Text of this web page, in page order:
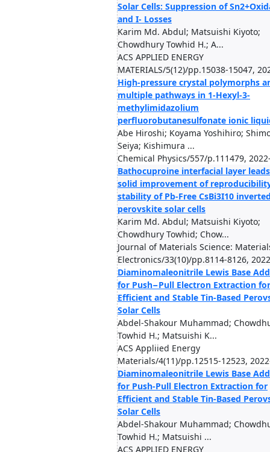
Solar Cells: Suppression of
and I- Losses
Karim Md. Abdul; Matsuishi Kiyoto;
Chowdhury Towhid H.; A...
ACS APPLIED ENERGY
MATERIALS/5(12)/pp.15038-15047,
High-pressure crystal polymorphs
multiple pathways in 1-Hexyl-3-
methylimidazolium
perfluorobutanesulfonate ionic
Abe Hiroshi; Koyama Yoshihiro;
Seiya; Kishimura ...
Chemical Physics/557/p.111479,
Bathocuproine interfacial layer
solid improvement of
stability of Pb-Free CsBi3I10
perovskite solar cells
Karim Md. Abdul; Matsuishi Kiyoto;
Chowdhury Towhid; Chow...
Journal of Materials Science:
Electronics/33(10)/pp.8114-8126,
Diaminomaleonitrile Lewis Base
for Push−Pull Electron Extraction for
Efficient and Stable Tin-Based
Solar Cells
Abdel-Shakour Muhammad;
Towhid H.; Matsuishi K...
ACS Appliied Energy
Materials/4(11)/pp.12515-12523,
Diaminomaleonitrile Lewis Base
for Push-Pull Electron Extraction for
Efficient and Stable Tin-Based
Solar Cells
Abdel-Shakour Muhammad;
Towhid H.; Matsuishi ...
ACS APPLIED ENERGY